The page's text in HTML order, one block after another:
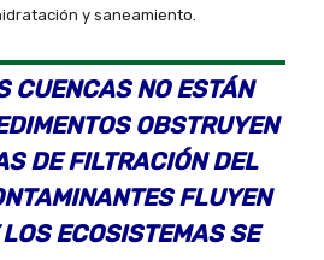
y saneamiento.
CUENCAS NO ESTÁN
OBSTRUYEN
DE FILTRACIÓN DEL
FLUYEN
ECOSISTEMAS SE